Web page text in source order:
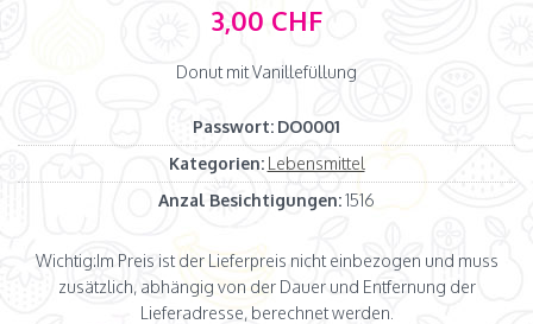
3,00 CHF
Donut mit Vanillefüllung
Passwort: DO0001
Kategorien: Lebensmittel
Anzal Besichtigungen:1516
Wichtig:Im Preis ist der Lieferpreis nicht einbezogen und muss
zusätzlich, abhängig von der Dauer und Entfernung der
Lieferadresse, berechnet werden.